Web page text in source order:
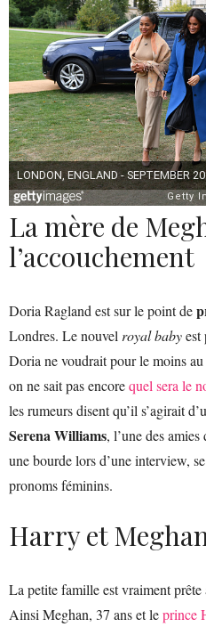
La mère de
l’accouchement
Doria Ragland est sur le point de
Londres. Le nouvelroyal babyest
Doria ne voudrait pour le moins
on ne sait pas encorequel sera le
les rumeurs disent qu’il s’agirait
Serena Williams, l’une des amies
une bourde lors d’une interview,
pronoms féminins.
Harry et
La petite famille est vraiment
Ainsi Meghan, 37 ans et leprince